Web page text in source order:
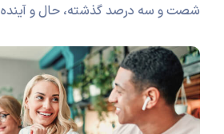
شصت و سه درصد گذشته، حال و آینده